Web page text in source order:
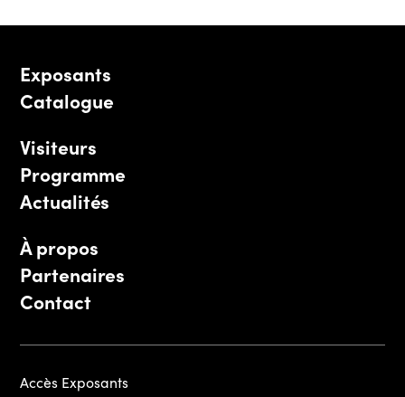
Exposants
Catalogue
Visiteurs
Programme
Actualités
À propos
Partenaires
Contact
Accès Exposants